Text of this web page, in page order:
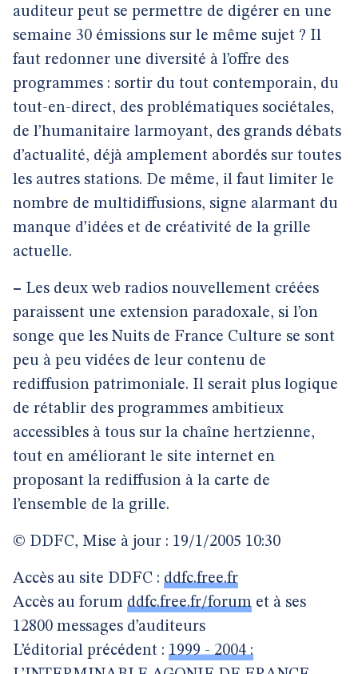
auditeur peut se permettre de digérer en une
semaine 30 émissions sur le même sujet ? Il
faut redonner une diversité à l’offre des
programmes : sortir du tout contemporain, du
tout-en-direct, des problématiques sociétales,
de l’humanitaire larmoyant, des grands débats
d’actualité, déjà amplement abordés sur toutes
les autres stations. De même, il faut limiter le
nombre de multidiffusions, signe alarmant du
manque d’idées et de créativité de la grille
actuelle.
– Les deux web radios nouvellement créées
paraissent une extension paradoxale, si l’on
songe que les Nuits de France Culture se sont
peu à peu vidées de leur contenu de
rediffusion patrimoniale. Il serait plus logique
de rétablir des programmes ambitieux
accessibles à tous sur la chaîne hertzienne,
tout en améliorant le site internet en
proposant la rediffusion à la carte de
l’ensemble de la grille.
© DDFC, Mise à jour : 19/1/2005 10:30
Accès au site DDFC : ddfc.free.fr
Accès au forum ddfc.free.fr/forum et à ses
12800 messages d’auditeurs
L’éditorial précédent : 1999 - 2004 :